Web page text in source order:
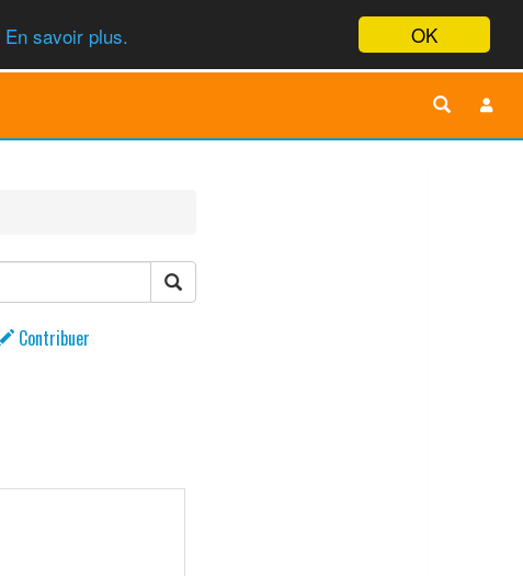
OK
En savoir plus.
Contribuer